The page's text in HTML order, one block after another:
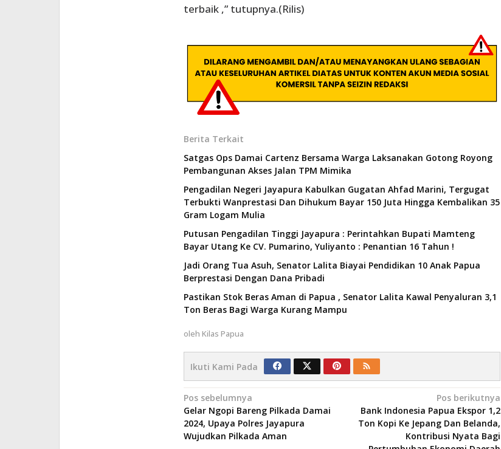
terbaik ,” tutupnya.(Rilis)
Berita Terkait
Satgas Ops Damai Cartenz Bersama Warga Laksanakan Gotong Royong
Pembangunan Akses Jalan TPM Mimika
Pengadilan Negeri Jayapura Kabulkan Gugatan Ahfad Marini, Tergugat
Terbukti Wanprestasi Dan Dihukum Bayar 150 Juta Hingga Kembalikan 35
Gram Logam Mulia
Putusan Pengadilan Tinggi Jayapura : Perintahkan Bupati Mamteng
Bayar Utang Ke CV. Pumarino, Yuliyanto : Penantian 16 Tahun !
Jadi Orang Tua Asuh, Senator Lalita Biayai Pendidikan 10 Anak Papua
Berprestasi Dengan Dana Pribadi
Pastikan Stok Beras Aman di Papua , Senator Lalita Kawal Penyaluran 3,1
Ton Beras Bagi Warga Kurang Mampu
oleh Kilas Papua
Ikuti Kami Pada
Navigasi
pos
Pos sebelumnya
Gelar Ngopi Bareng Pilkada Damai
2024, Upaya Polres Jayapura
Wujudkan Pilkada Aman
Pos berikutnya
Bank Indonesia Papua Ekspor 1,2
Ton Kopi Ke Jepang Dan Belanda,
Kontribusi Nyata Bagi